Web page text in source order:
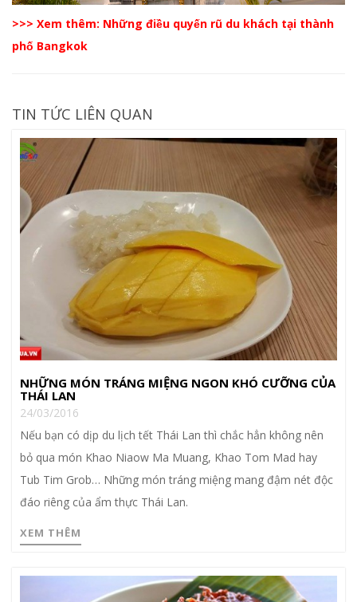
>>> Xem thêm: Những điều quyến rũ du khách tại thành
phố Bangkok
TIN TỨC LIÊN QUAN
NHỮNG MÓN TRÁNG MIỆNG NGON KHÓ CƯỠNG CỦA
THÁI LAN
24/03/2016
Nếu bạn có dịp du lịch tết Thái Lan thì chắc hẳn không nên
bỏ qua món Khao Niaow Ma Muang, Khao Tom Mad hay
Tub Tim Grob… Những món tráng miệng mang đậm nét độc
đáo riêng của ẩm thực Thái Lan.
XEM THÊM